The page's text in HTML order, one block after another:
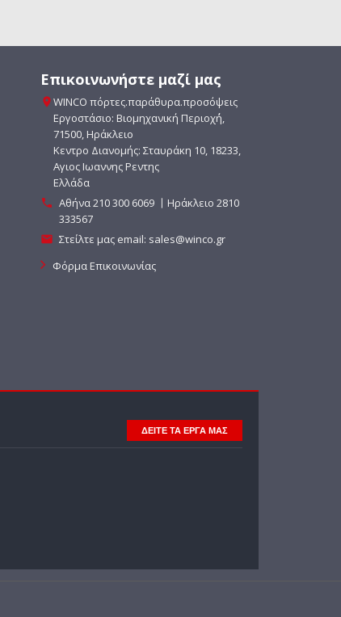
Επικοινωνήστε μαζί μας
WINCO πόρτες.παράθυρα.προσόψεις
Εργοστάσιο: Βιομηχανική Περιοχ΄ή,
71500, Ηράκλειο
Κεντρο Διανομής: Σταυράκη 10, 18233,
Αγιος Ιωαννης Ρεντης
Ελλάδα
 Αθήνα210 300 6069〡Ηράκλειο 2810
333567
 Στείλτε μας email: sales@winco.gr
Φόρμα Επικοινωνίας
ΔΕΙΤΕ ΤΑ ΕΡΓΑ ΜΑΣ